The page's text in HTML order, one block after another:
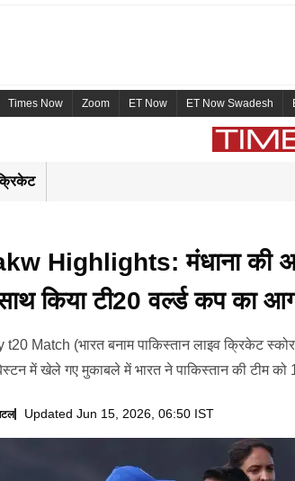
Times Now Zoom ET Now ET Now Swadesh
Highlights: मंधाना की
किया टी20 वर्ल्ड कप का
Match (भारत बनाम पाकिस्तान लाइव क्रिकेट
में खेले गए मुकाबले में भारत ने पाकिस्तान की टीम
Updated Jun 15, 2026, 06:50 IST